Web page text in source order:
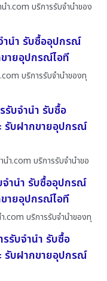
า.com บริการรับจำนำของ
ำนำ รับซื้ออุปกรณ์
ายอุปกรณ์ไอที
บริการรับจำนำของทุ
รับจำนำ รับซื้อ
รับฝากขายอุปกรณ์
นํา.com บริการรับจำนำขอ
จำนำ รับซื้ออุปกรณ์
ายอุปกรณ์ไอที
.com บริการรับจำนำของทุ
รับจำนำ รับซื้อ
รับฝากขายอุปกรณ์